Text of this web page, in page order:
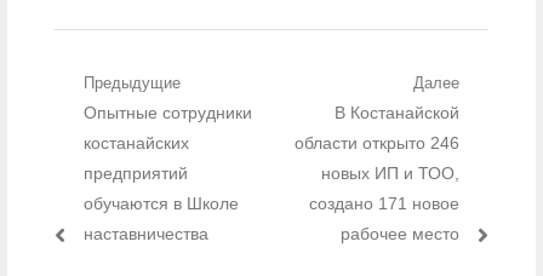
Навигация по записям
Предыдущие
Предыдущий пост:
Опытные сотрудники
костанайских
предприятий
обучаются в Школе
наставничества
Далее
Следующий пост:
В Костанайской
области открыто 246
новых ИП и ТОО,
создано 171 новое
рабочее место